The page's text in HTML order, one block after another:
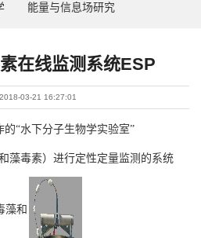
能量与信息场研究
在线监测系统ESP
03-21 16:27:01
的“水下分子生物学实验室”
藻毒素）进行定性定量监测的系统
藻和